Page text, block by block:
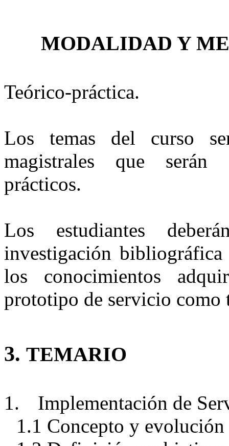
MODALIDAD Y
Teórico-práctica.
Los temas del curso
magistrales que serán
prácticos.
Los estudiantes
investigación
los conocimientos
prototipo de servicio como
3. TEMARIO
1.
Implementación de
1.1 Concepto y